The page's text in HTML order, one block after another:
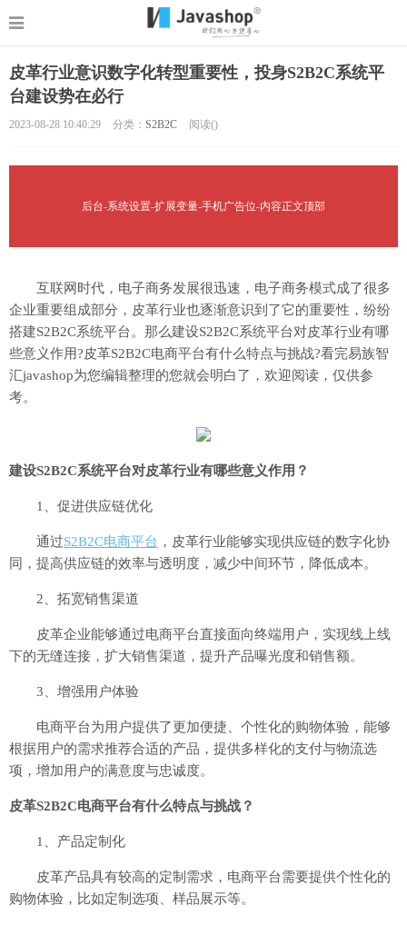
皮革行业意识数字化转型重要性，投身S2B2C系统平
台建设势在必行
2023-08-28 10:40:29 分类： S2B2C 阅读()
后台-系统设置-扩展变量-手机广告位-内容正文顶部
互联网时代，电子商务发展很迅速，电子商务模式成了很多
企业重要组成部分，皮革行业也逐渐意识到了它的重要性，纷纷
搭建S2B2C系统平台。那么建设S2B2C系统平台对皮革行业有哪
些意义作用?皮革S2B2C电商平台有什么特点与挑战?看完易族智
汇javashop为您编辑整理的您就会明白了，欢迎阅读，仅供参
考。
建设S2B2C系统平台对皮革行业有哪些意义作用？
1、促进供应链优化
通过S2B2C电商平台 ，皮革行业能够实现供应链的数字化协
同，提高供应链的效率与透明度，减少中间环节，降低成本。
2、拓宽销售渠道
皮革企业能够通过电商平台直接面向终端用户，实现线上线
下的无缝连接，扩大销售渠道，提升产品曝光度和销售额。
3、增强用户体验
电商平台为用户提供了更加便捷、个性化的购物体验，能够
根据用户的需求推荐合适的产品，提供多样化的支付与物流选
项，增加用户的满意度与忠诚度。
皮革S2B2C电商平台有什么特点与挑战？
1、产品定制化
皮革产品具有较高的定制需求，电商平台需要提供个性化的
购物体验，比如定制选项、样品展示等。